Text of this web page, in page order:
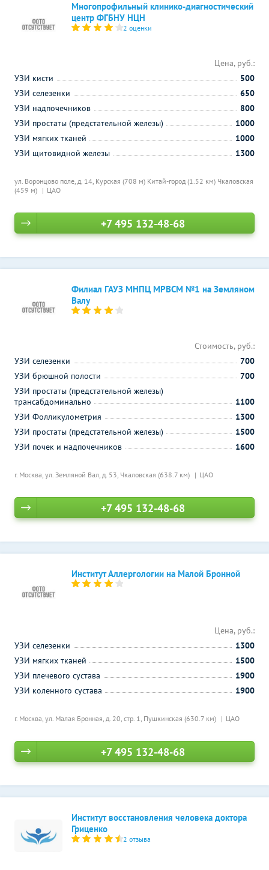
Многопрофильный клинико-диагностический
центр ФГБНУ НЦН
2 оценки
ул. Воронцово поле, д. 14, Курская (708 м) Китай-город (1.52 км) Чкаловская
(459 м)
ЦАО
Цена, руб.:
УЗИ кисти
500
УЗИ селезенки
650
УЗИ надпочечников
800
УЗИ простаты (предстательной железы)
1000
УЗИ мягких тканей
1000
УЗИ щитовидной железы
1300
+7 495 132-48-68
Филиал ГАУЗ МНПЦ МРВСМ №1 на Земляном
Валу
г. Москва, ул. Земляной Вал, д. 53, Чкаловская (638.7 км) ЦАО
Стоимость, руб.:
УЗИ селезенки
700
УЗИ брюшной полости
700
УЗИ простаты (предстательной железы)
трансабдоминально
1100
УЗИ Фолликулометрия
1300
УЗИ простаты (предстательной железы)
1500
УЗИ почек и надпочечников
1600
+7 495 132-48-68
Институт Аллергологии на Малой Бронной
г. Москва, ул. Малая Бронная, д. 20, стр. 1, Пушкинская (630.7 км) ЦАО
Цена, руб.:
УЗИ селезенки
1300
УЗИ мягких тканей
1500
УЗИ плечевого сустава
1900
УЗИ коленного сустава
1900
+7 495 132-48-68
Институт восстановления человека доктора
Гриценко
2 отзыва